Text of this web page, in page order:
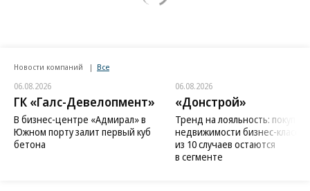
Новости компаний Все
06.08.2026
ГК «Галс-Девелопмент»
В бизнес-центре «Адмирал» в
Южном порту залит первый куб
бетона
06.08.2026
«Донстрой»
Тренд на лояльность:
недвижимости бизнес-класса
из 10 случаев остаются
в сегменте